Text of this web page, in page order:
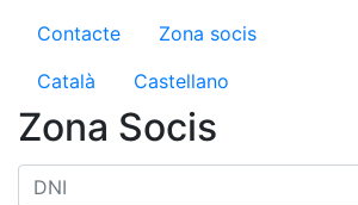
Menú del compte
Contacte
Zona socis
Català
Castellano
Zona Socis